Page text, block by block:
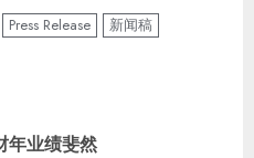
Press Release 新闻稿
年业绩斐然